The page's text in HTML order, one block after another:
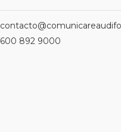
600 892 9000